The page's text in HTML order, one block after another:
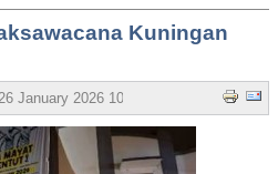
Kuningan
January 2026 10:39 Written by Admin